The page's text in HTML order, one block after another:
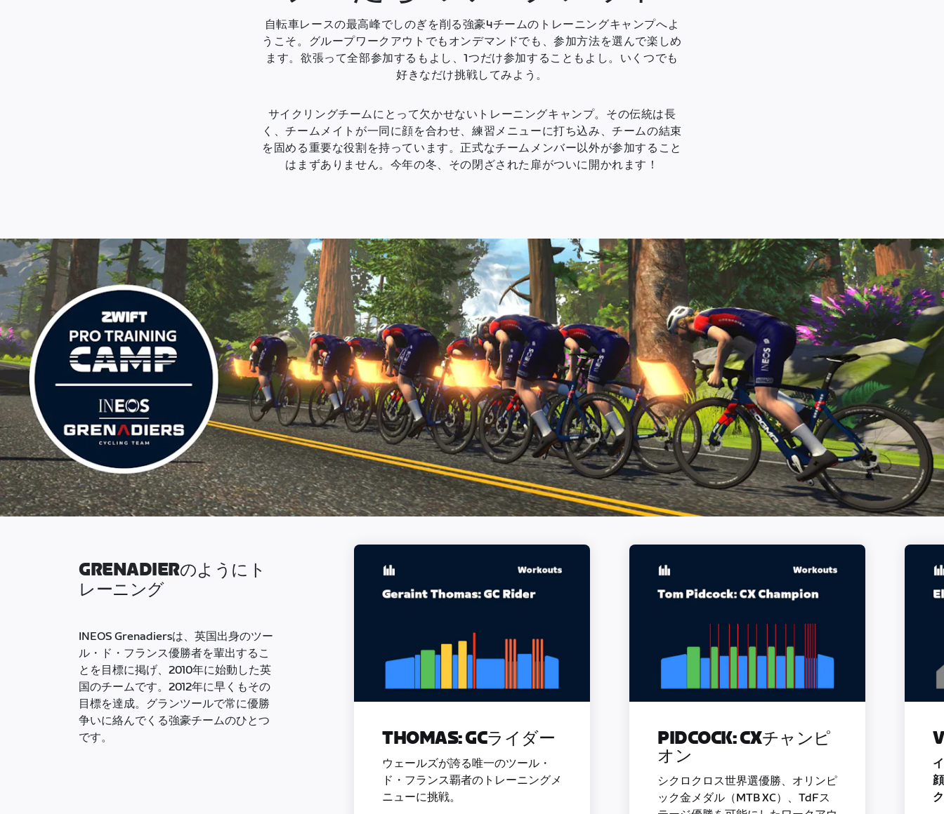
自転車レースの最高峰でしのぎを削る強豪4チームのトレーニングキャンプへよ
うこそ。グループワークアウトでもオンデマンドでも、参加方法を選んで楽しめ
ます。欲張って全部参加するもよし、1つだけ参加することもよし。いくつでも
好きなだけ挑戦してみよう。
サイクリングチームにとって欠かせないトレーニングキャンプ。その伝統は長
く、チームメイトが一同に顔を合わせ、練習メニューに打ち込み、チームの結束
を固める重要な役割を持っています。正式なチームメンバー以外が参加すること
はまずありません。今年の冬、その閉ざされた扉がついに開かれます！
GRENADIERのようにト
レーニング
INEOS Grenadiersは、英国出身のツー
ル・ド・フランス優勝者を輩出するこ
とを目標に掲げ、2010年に始動した英
国のチームです。2012年に早くもその
目標を達成。グランツールで常に優勝
争いに絡んでくる強豪チームのひとつ
です。
THOMAS: GCライダー
ウェールズが誇る唯一のツール・
ド・フランス覇者のトレーニングメ
ニューに挑戦。
PIDCOCK: CXチャンピ
オン
シクロクロス世界選優勝、オリンピ
ック金メダル（MTB XC）、TdFス